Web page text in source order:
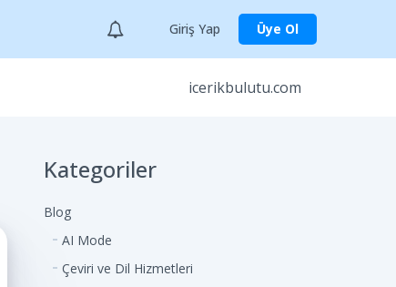
Giriş Yap Üye Ol
icerikbulutu.com
Kategoriler
Blog
AI Mode
Çeviri ve Dil Hizmetleri